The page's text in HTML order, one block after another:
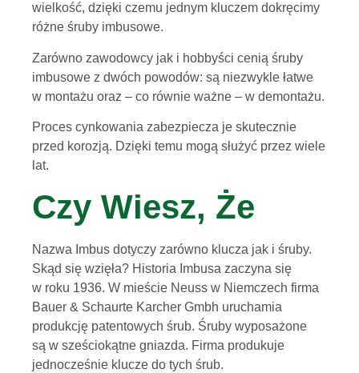
wielkość, dzięki czemu jednym kluczem dokręcimy
różne śruby imbusowe.
Zarówno zawodowcy jak i hobbyści cenią śruby
imbusowe z dwóch powodów: są niezwykle łatwe
w montażu oraz – co równie ważne – w demontażu.
Proces cynkowania zabezpiecza je skutecznie
przed korozją. Dzięki temu mogą służyć przez wiele
lat.
Czy Wiesz, Że
Nazwa Imbus dotyczy zarówno klucza jak i śruby.
Skąd się wzięła? Historia Imbusa zaczyna się
w roku 1936. W mieście Neuss w Niemczech firma
Bauer & Schaurte Karcher Gmbh uruchamia
produkcję patentowych śrub. Śruby wyposażone
są w sześciokątne gniazda. Firma produkuje
jednocześnie klucze do tych śrub.